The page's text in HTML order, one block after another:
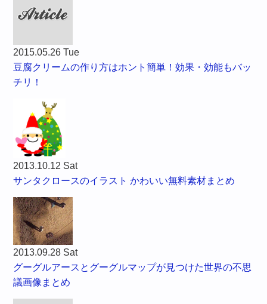
2015.05.26 Tue
豆腐クリームの作り方はホント簡単！効果・効能もバッ
チリ！
2013.10.12 Sat
サンタクロースのイラスト かわいい無料素材まとめ
2013.09.28 Sat
グーグルアースとグーグルマップが見つけた世界の不思
議画像まとめ